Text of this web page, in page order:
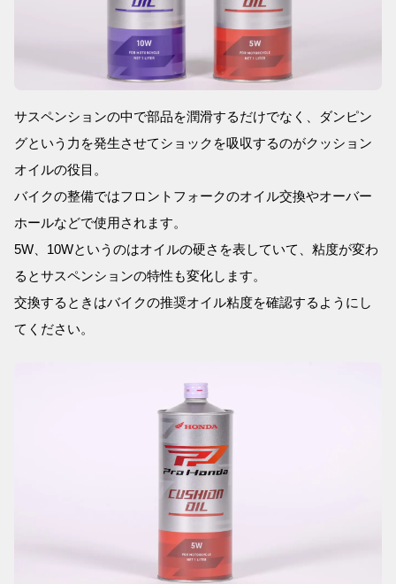
サスペンションの中で部品を潤滑するだけでなく、ダンピン
グという力を発生させてショックを吸収するのがクッション
オイルの役目。
バイクの整備ではフロントフォークのオイル交換やオーバー
ホールなどで使用されます。
5W、10Wというのはオイルの硬さを表していて、粘度が変わ
るとサスペンションの特性も変化します。
交換するときはバイクの推奨オイル粘度を確認するようにし
てください。